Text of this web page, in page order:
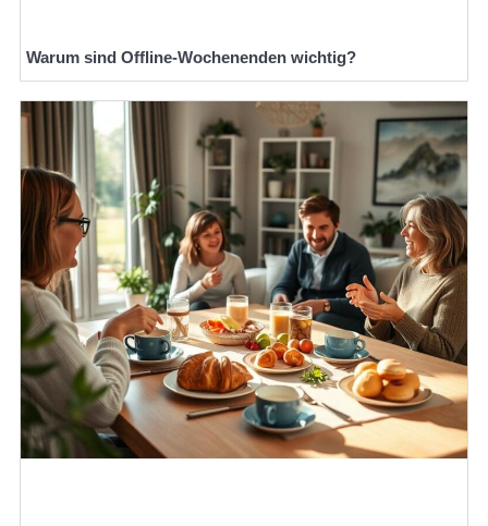
Warum sind Offline-Wochenenden wichtig?